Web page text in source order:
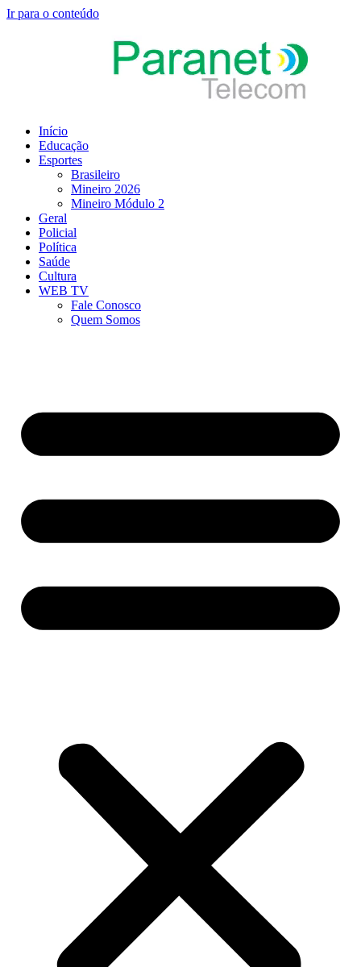
Ir para o conteúdo
Início
Educação
Esportes
Brasileiro
Mineiro 2026
Mineiro Módulo 2
Geral
Policial
Política
Saúde
Cultura
WEB TV
Fale Conosco
Quem Somos